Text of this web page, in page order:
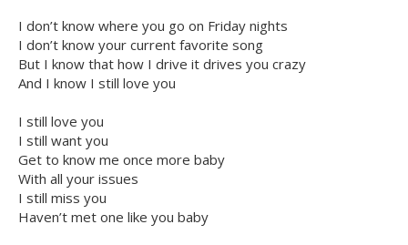
I don’t know where you go on Friday nights
I don’t know your current favorite song
But I know that how I drive it drives you crazy
And I know I still love you
I still love you
I still want you
Get to know me once more baby
With all your issues
I still miss you
Haven’t met one like you baby